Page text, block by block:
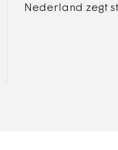
Nederland zegt